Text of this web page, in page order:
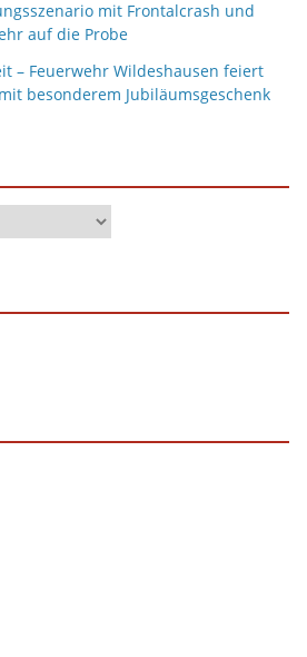
mit Frontalcrash und
auf die Probe
– Feuerwehr Wildeshausen feiert
besonderem Jubiläumsgeschenk